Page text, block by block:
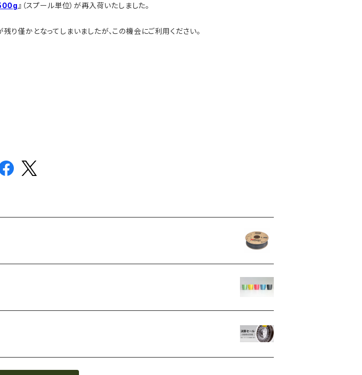
』（スプール単位）が再入荷いたしました。
僅かとなってしまいましたが、この機会にご利用ください。